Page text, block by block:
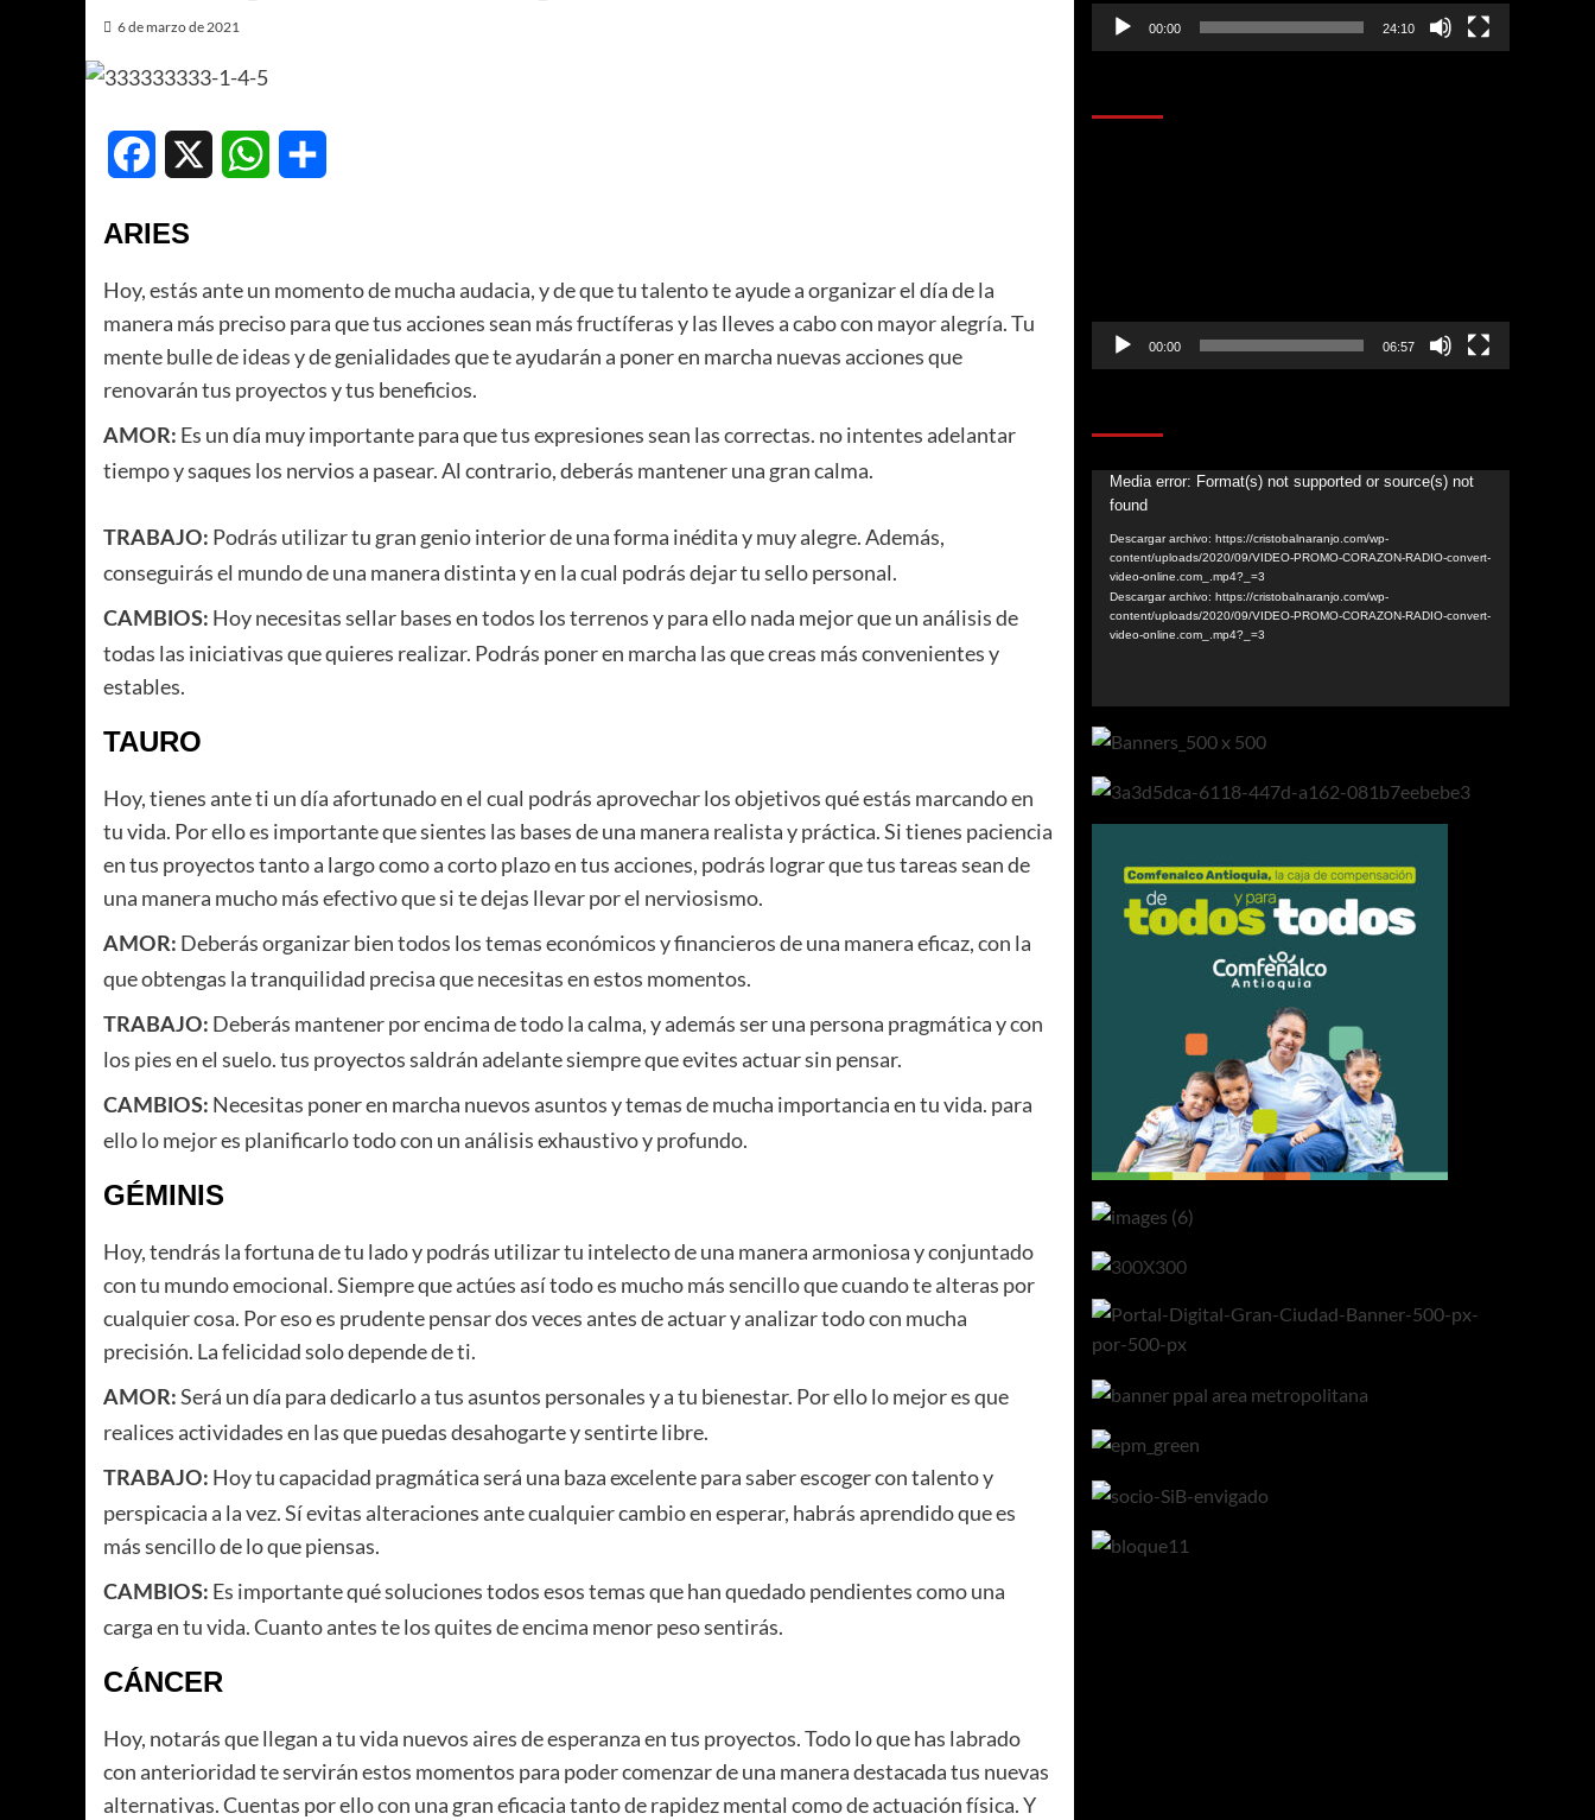
6 de marzo de 2021
Facebook WhatsApp
ARIES
Hoy, estás ante un momento de mucha audacia, y de que tu talento te ayude a organizar el día de la
manera más preciso para que tus acciones sean más fructíferas y las lleves a cabo con mayor alegría. Tu
mente bulle de ideas y de genialidades que te ayudarán a poner en marcha nuevas acciones que
renovarán tus proyectos y tus beneficios.
AMOR: Es un día muy importante para que tus expresiones sean las correctas. no intentes adelantar
tiempo y saques los nervios a pasear. Al contrario, deberás mantener una gran calma.
TRABAJO: Podrás utilizar tu gran genio interior de una forma inédita y muy alegre. Además,
conseguirás el mundo de una manera distinta y en la cual podrás dejar tu sello personal.
CAMBIOS: Hoy necesitas sellar bases en todos los terrenos y para ello nada mejor que un análisis de
todas las iniciativas que quieres realizar. Podrás poner en marcha las que creas más convenientes y
estables.
TAURO
Hoy, tienes ante ti un día afortunado en el cual podrás aprovechar los objetivos qué estás marcando en
tu vida. Por ello es importante que sientes las bases de una manera realista y práctica. Si tienes paciencia
en tus proyectos tanto a largo como a corto plazo en tus acciones, podrás lograr que tus tareas sean de
una manera mucho más efectivo que si te dejas llevar por el nerviosismo.
AMOR: Deberás organizar bien todos los temas económicos y financieros de una manera eficaz, con la
que obtengas la tranquilidad precisa que necesitas en estos momentos.
TRABAJO: Deberás mantener por encima de todo la calma, y además ser una persona pragmática y con
los pies en el suelo. tus proyectos saldrán adelante siempre que evites actuar sin pensar.
CAMBIOS: Necesitas poner en marcha nuevos asuntos y temas de mucha importancia en tu vida. para
ello lo mejor es planificarlo todo con un análisis exhaustivo y profundo.
GÉMINIS
Hoy, tendrás la fortuna de tu lado y podrás utilizar tu intelecto de una manera armoniosa y conjuntado
con tu mundo emocional. Siempre que actúes así todo es mucho más sencillo que cuando te alteras por
cualquier cosa. Por eso es prudente pensar dos veces antes de actuar y analizar todo con mucha
precisión. La felicidad solo depende de ti.
AMOR: Será un día para dedicarlo a tus asuntos personales y a tu bienestar. Por ello lo mejor es que
realices actividades en las que puedas desahogarte y sentirte libre.
TRABAJO: Hoy tu capacidad pragmática será una baza excelente para saber escoger con talento y
perspicacia a la vez. Sí evitas alteraciones ante cualquier cambio en esperar, habrás aprendido que es
más sencillo de lo que piensas.
CAMBIOS: Es importante qué soluciones todos esos temas que han quedado pendientes como una
carga en tu vida. Cuanto antes te los quites de encima menor peso sentirás.
CÁNCER
Hoy, notarás que llegan a tu vida nuevos aires de esperanza en tus proyectos. Todo lo que has labrado
con anterioridad te servirán estos momentos para poder comenzar de una manera destacada tus nuevas
alternativas. Cuentas por ello con una gran eficacia tanto de rapidez mental como de actuación física. Y
00:00 24:10
00:00 06:57
Reproductor
vídeo
Media error: Format(s) not supported or source(s) not
found
Descargar archivo: https://cristobalnaranjo.com/wp-
content/uploads/2020/09/VIDEO-PROMO-CORAZON-RADIO-convert-
video-online.com_.mp4?_=3
Descargar archivo: https://cristobalnaranjo.com/wp-
content/uploads/2020/09/VIDEO-PROMO-CORAZON-RADIO-convert-
video-online.com_.mp4?_=3